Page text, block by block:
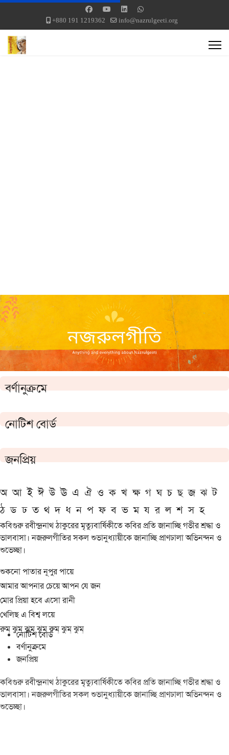
+880 191 1219362 info@nazrulgeeti.org
বর্ণানুক্রমে
নোটিশ বোর্ড
জনপ্রিয়
অ আ ই ঈ উ ঊ এ ঐ ও ক খ ক্ষ গ ঘ চ ছ জ ঝ ট
ঠ ড ঢ ত থ দ ধ ন প ফ ব ভ ম য র ল শ স হ
কবিগুরু রবীন্দ্রনাথ ঠাকুরের মৃত্যুবার্ষিকীতে কবির প্রতি জানাচ্ছি গভীর শ্রদ্ধা ও
ভালবাসা। নজরুলগীতির সকল শুভানুধ্যায়ীকে জানাচ্ছি প্রাণঢালা অভিনন্দন ও
শুভেচ্ছা।
শুকনো পাতার নূপুর পায়ে
আমার আপনার চেয়ে আপন যে জন
মোর প্রিয়া হবে এসো রানী
খেলিছ এ বিশ্ব লয়ে
রুম্ ঝুম্ ঝুম্ ঝুম্ রুম্ ঝুম্ ঝুম্
নোটিশ বোর্ড
বর্ণানুক্রমে
জনপ্রিয়
কবিগুরু রবীন্দ্রনাথ ঠাকুরের মৃত্যুবার্ষিকীতে কবির প্রতি জানাচ্ছি গভীর শ্রদ্ধা ও
ভালবাসা। নজরুলগীতির সকল শুভানুধ্যায়ীকে জানাচ্ছি প্রাণঢালা অভিনন্দন ও
শুভেচ্ছা।